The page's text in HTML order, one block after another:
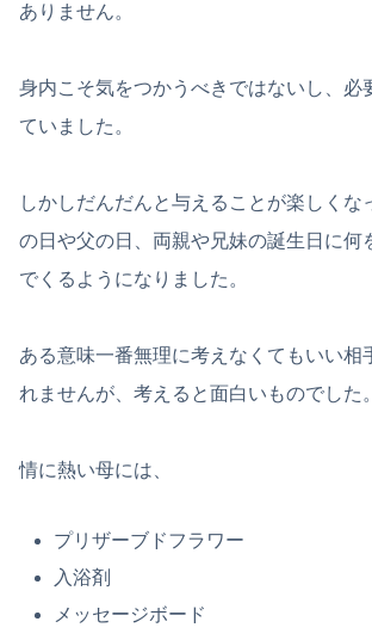
ありません。
身内こそ気をつかうべきではないし、必
ていました。
しかしだんだんと与えることが楽しくな
の日や父の日、両親や兄妹の誕生日に何
でくるようになりました。
ある意味一番無理に考えなくてもいい相
れませんが、考えると面白いものでした。
情に熱い母には、
プリザーブドフラワー
入浴剤
メッセージボード